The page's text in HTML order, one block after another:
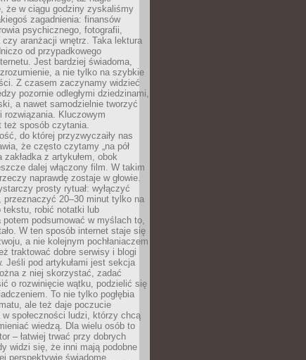
że w ciągu godziny zyskaliśmy
zagadnienia: finansów
psychicznego, fotografii,
czy aranżacji wnętrz. Taka lektura
od przypadkowego
Jest bardziej świadoma,
a nie tylko na szybkie
Z czasem zaczynamy widzieć
pozornie odległymi dziedzinami,
a nawet samodzielnie tworzyć
rozwiązania. Kluczowym
też sposób czytania.
do której przyzwyczaiły nas
że często czytamy „na pół
zakładka z artykułem, obok
dalej włączony film. W takim
naprawdę zostaje w głowie.
prosty rytuał: wyłączyć
przeznaczyć 20–30 minut tylko na
tekstu, robić notatki lub
podsumować w myślach to,
W ten sposób internet staje się
a nie kolejnym pochłaniaczem
traktować dobre serwisy i blogi
Jeśli pod artykułami jest sekcja
z niej skorzystać, zadać
o rozwinięcie wątku, podzielić się
To nie tylko pogłębia
ale też daje poczucie
społeczności ludzi, którzy chcą
wiedzą. Dla wielu osób to
– łatwiej trwać przy dobrych
widzi się, że inni mają podobne
perspektywie świadome